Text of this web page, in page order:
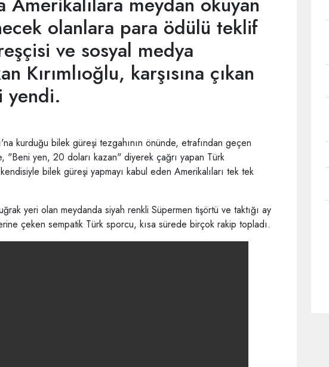
olanlara para ödülü teklif
ve sosyal medya
Kırımlıoğlu, karşısına çıkan
yendi.
kurduğu bilek güreşi tezgahının önünde, etrafından geçen
"Beni yen, 20 doları kazan" diyerek çağrı yapan Türk
bilek güreşi yapmayı kabul eden Amerikalıları tek tek
yeri olan meydanda siyah renkli Süpermen tişörtü ve taktığı ay
çeken sempatik Türk sporcu, kısa sürede birçok rakip topladı.